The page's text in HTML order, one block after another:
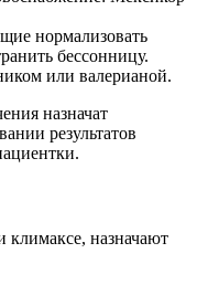
нормализовать
бессонницу.
или валерианой.
назначат
результатов
назначают